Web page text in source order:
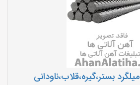
بستر،گیره،قلاب،ناودانی